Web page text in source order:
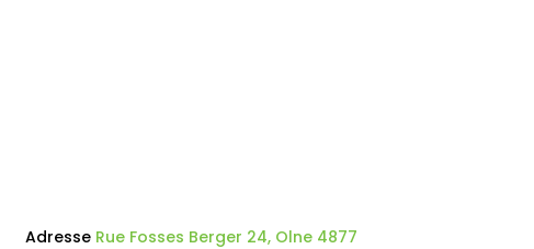
Adresse Rue Fosses Berger 24, Olne 4877